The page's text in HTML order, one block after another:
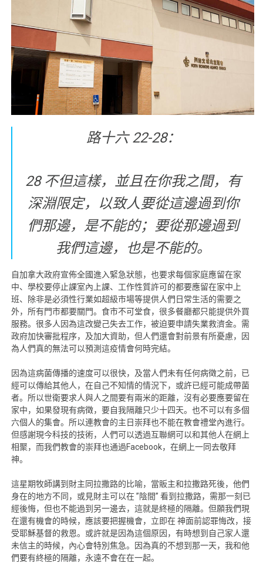
路十六 22-28：
28 不但這樣，並且在你我之間，有
深淵限定，以致人要從這邊過到你
們那邊，是不能的；要從那邊過到
我們這邊，也是不能的。
自加拿大政府宣佈全國進入緊急狀態，也要求每個家庭應留在家
中、學校要停止課室內上課、工作性質許可的都要應留在家中上
班、除非是必須性行業如超級市場等提供人們日常生活的需要之
外，所有門市都要關門。食市不可堂食，很多餐廳都只能提供外買
服務。很多人因為這改變己失去工作，被迫要申請失業救濟金。需
政府加快審批程序，及加大資助，但人們還會對前景有所憂慮，因
為人們真的無法可以預測這疫情會何時完結。
因為這病菌傳播的速度可以很快，及當人們未有任何病徵之前，已
經可以傳給其他人，在自己不知情的情況下，或許已經可能成帶菌
者。所以世衛要求人與人之間要有兩米的距離，沒有必要應要留在
家中，如果發現有病徵，要自我隔離只少十四天。也不可以有多個
六個人的集會。所以連教會的主日崇拜也不能在教會禮堂內進行。
但感謝現今科技的技術，人們可以透過互聯網可以和其他人在網上
相聚，而我們教會的崇拜也通過Facebook，在網上一同去敬拜
神。
這星期牧師講到財主同拉撒路的比喻，當販主和拉撒路死後，他們
身在的地方不同，或見財主可以在 ”陰間” 看到拉撒路，需那一刻已
經後悔，但也不能過到另一邊去，這就是終極的隔離。但願我們現
在還有機會的時候，應該要把握機會，立即在 神面前認罪悔改，接
受耶穌基督的救恩。或許就是因為這個原因，有時想到自己家人還
未信主的時候，內心會特別焦急。因為真的不想到那一天，我和他
們要有終極的隔離，永遠不會在在一起。